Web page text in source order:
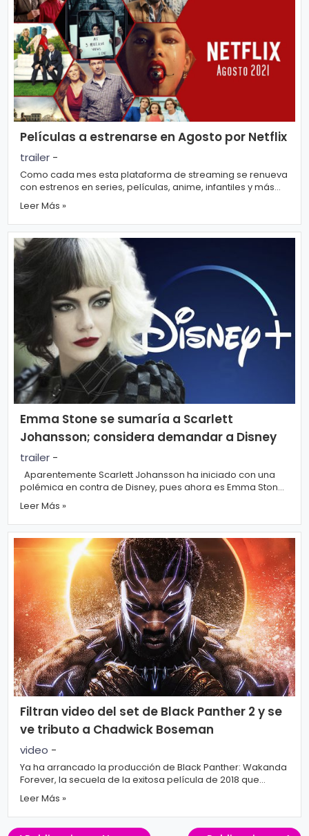
Películas a estrenarse en Agosto por Netflix
trailer -
Como cada mes esta plataforma de streaming se renueva
con estrenos en series, películas, anime, infantiles y más
categorías Películas a est...
Leer Más »
Emma Stone se sumaría a Scarlett
Johansson; considera demandar a Disney
trailer -
Aparentemente Scarlett Johansson ha iniciado con una
polémica en contra de Disney, pues ahora es Emma Stone
quien conideraría demandar a l...
Leer Más »
Filtran video del set de Black Panther 2 y se
ve tributo a Chadwick Boseman
video -
Ya ha arrancado la producción de Black Panther: Wakanda
Forever, la secuela de la exitosa película de 2018 que
tendrá que afrontar la pérdid...
Leer Más »